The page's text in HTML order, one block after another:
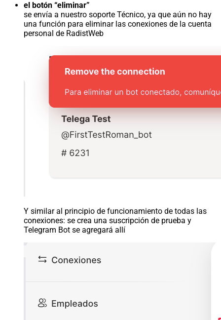
el botón “eliminar”
se envía a nuestro soporte Técnico, ya que aún no hay
una función para eliminar las conexiones de la cuenta
personal de RadistWeb
Y similar al principio de funcionamiento de todas las
conexiones: se crea una suscripción de prueba y
Telegram Bot se agregará allí